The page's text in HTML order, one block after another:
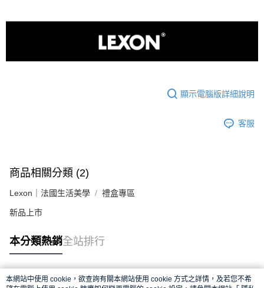
顯示電腦版詳細說明
客服
商品相關分類 (2)
Lexon｜法國生活美學 禮盒專區
新品上市
本分類熱銷全站排行
本網站中使用 cookie，欲查詢有關本網站使用 cookie 方式之詳情，及若您不希